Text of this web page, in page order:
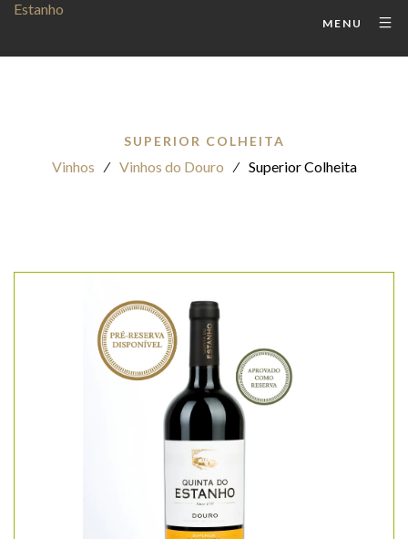
MENU
SUPERIOR COLHEITA
Vinhos ⁄ Vinhos do Douro ⁄ Superior Colheita